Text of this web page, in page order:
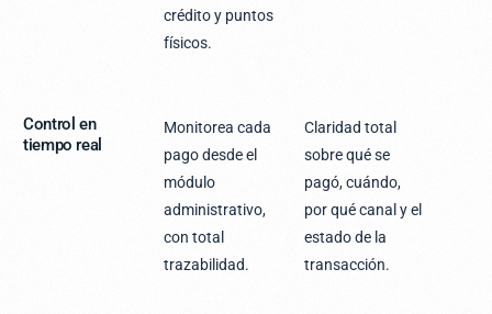
crédito y puntos
físicos.
Control en
tiempo real
Monitorea cada
pago desde el
módulo
administrativo,
con total
trazabilidad.
Claridad total
sobre qué se
pagó, cuándo,
por qué canal y el
estado de la
transacción.